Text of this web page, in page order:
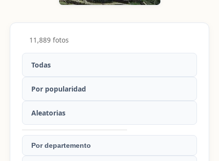
11,889 fotos
Todas
Por popularidad
Aleatorias
Por departemento